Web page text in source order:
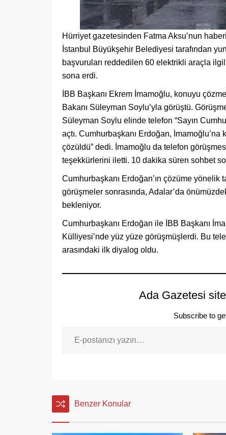
Hürriyet gazetesinden Fatma Aksu’nun
İstanbul Büyükşehir Belediyesi tarafından
başvuruları reddedilen 60 elektrikli araçla
sona erdi.
İBB Başkanı Ekrem İmamoğlu, konuyu
Bakanı Süleyman Soylu’yla görüştü.
Süleyman Soylu elinde telefon “Sayın
açtı. Cumhurbaşkanı Erdoğan,
çözüldü” dedi. İmamoğlu da telefon
teşekkürlerini iletti. 10 dakika süren sohbet
Cumhurbaşkanı Erdoğan’ın çözüme yönelik
görüşmeler sonrasında, Adalar’da
bekleniyor.
Cumhurbaşkanı Erdoğan ile İBB Başkanı
Külliyesi’nde yüz yüze görüşmüşlerdi. Bu
arasındaki ilk diyalog oldu.
Ada Gazetesi
Subscribe to
Benzer Konular